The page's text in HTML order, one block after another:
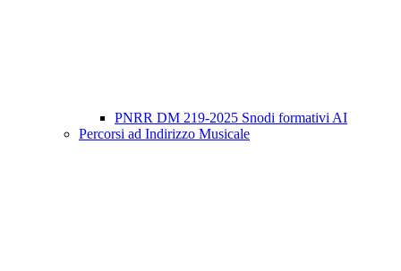
PNRR DM 219-2025 Snodi formativi AI
Percorsi ad Indirizzo Musicale